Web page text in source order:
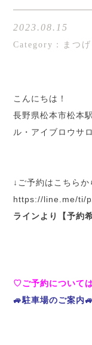
2023.08.15
Category：まつ
こんにちは！
長野県松本市松本
ル・アイブロウサ
↓ご予約はこちら
https://line.me/ti/
ラインより【予約
♡ご予約について
🚙駐車場のご案内🚙